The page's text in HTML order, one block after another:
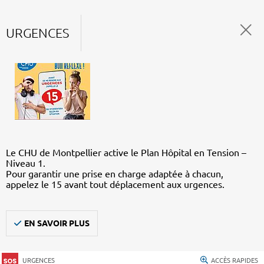
URGENCES
Le CHU de Montpellier active le Plan Hôpital en Tension –
Niveau 1.
Pour garantir une prise en charge adaptée à chacun,
appelez le 15 avant tout déplacement aux urgences.
EN SAVOIR PLUS
URGENCES ACCÈS RAPIDES